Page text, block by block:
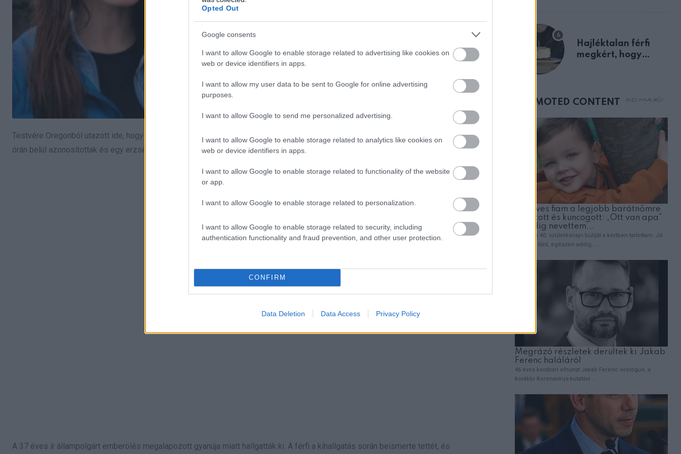
Opted Out
Google consents
I want to allow Google to enable storage related to advertising like cookies on
web or device identifiers in apps.
I want to allow my user data to be sent to Google for online advertising
purposes.
I want to allow Google to send me personalized advertising.
I want to allow Google to enable storage related to analytics like cookies on
web or device identifiers in apps.
I want to allow Google to enable storage related to functionality of the website
or app.
I want to allow Google to enable storage related to personalization.
I want to allow Google to enable storage related to security, including
authentication functionality and fraud prevention, and other user protection.
CONFIRM
Data Deletion Data Access Privacy Policy
Testvére Oregonból utazott ide, hogy megtalálja. Állítása szerint a nővére tapasztalt utazó. Több helyen is egy ír férfival látták, akit 24
órán belül azonosítottak és egy erzsébetvárosi lakás előtt elfogták november 7-én.
A 37 éves ír állampolgárt emberölés megalapozott gyanúja miatt hallgatták ki. A férfi a kihallgatás során beismerte tettét, és
Hajléktalan férfi
megkért, hogy
mellettem ült az első